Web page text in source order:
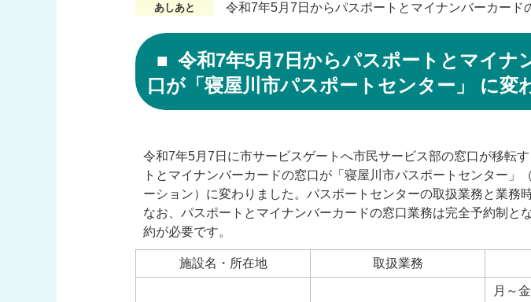
あしあと 令和7年5月7日からパスポートとマイナンバーカー
令和7年5月7日からパスポートとマイナ
口が「寝屋川市パスポートセンター」 に変
令和7年5月7日に市サービスゲートへ市民サービス部の窓口が移転
トとマイナンバーカードの窓口が「寝屋川市パスポートセンター」
ーション）に変わりました。パスポートセンターの取扱業務と業務
なお、パスポートとマイナンバーカードの窓口業務は完全予約制と
約が必要です。
施設名・所在地 取扱業務
月～